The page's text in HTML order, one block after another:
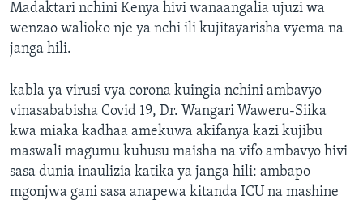
Madaktari nchini Kenya hivi wanaangalia ujuzi wa
wenzao walioko nje ya nchi ili kujitayarisha vyema na
janga hili.
kabla ya virusi vya corona kuingia nchini ambavyo
vinasababisha Covid 19, Dr. Wangari Waweru-Siika
kwa miaka kadhaa amekuwa akifanya kazi kujibu
maswali magumu kuhusu maisha na vifo ambavyo hivi
sasa dunia inaulizia katika ya janga hili: ambapo
mgonjwa gani sasa anapewa kitanda ICU na mashine